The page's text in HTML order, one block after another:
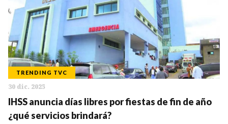
TRENDING TVC
30 dic. 2025
IHSS anuncia días libres por fiestas de fin de año
¿qué servicios brindará?